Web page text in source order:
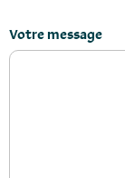
Votre message